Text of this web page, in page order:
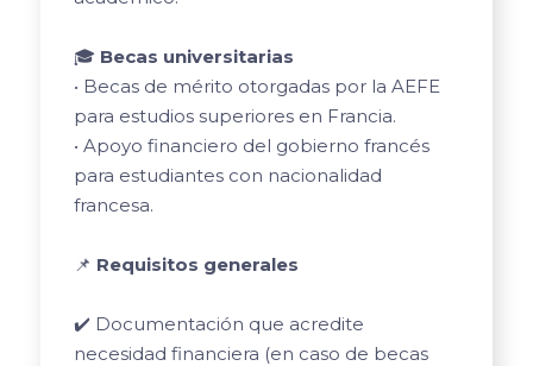
🎓 Becas universitarias
• Becas de mérito otorgadas por la AEFE
para estudios superiores en Francia.
• Apoyo financiero del gobierno francés
para estudiantes con nacionalidad
francesa.
📌 Requisitos generales
✔️ Documentación que acredite
necesidad financiera (en caso de becas